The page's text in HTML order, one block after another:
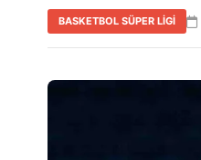
BASKETBOL SÜPER LİGİ